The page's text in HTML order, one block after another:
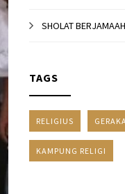
SHOLAT BERJAMAAH
TAGS
RELIGIUS
KAMPUNG RELIGI